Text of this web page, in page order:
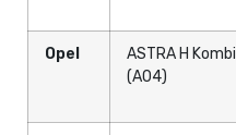
Opel
ASTRA H Kombi
(A04)